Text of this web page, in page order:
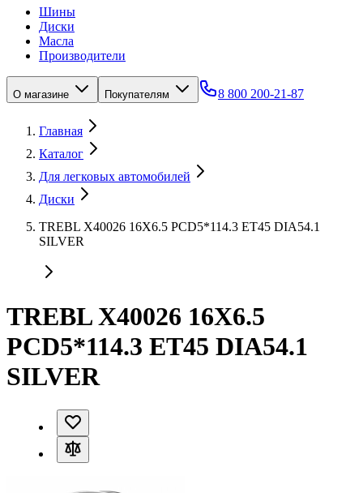
Шины
Диски
Масла
Производители
О магазине Покупателям 8 800 200-21-87
Главная
Каталог
Для легковых автомобилей
Диски
TREBL X40026 16X6.5 PCD5*114.3 ET45 DIA54.1
SILVER
TREBL X40026 16X6.5
PCD5*114.3 ET45 DIA54.1
SILVER